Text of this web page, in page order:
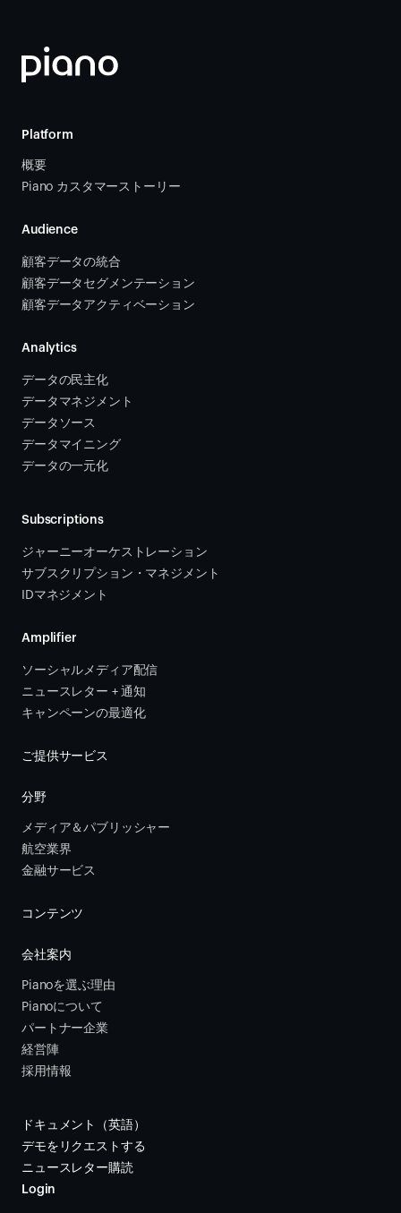
Platform
概要
Piano カスタマーストーリー
Audience
顧客データの統合
顧客データセグメンテーション
顧客データアクティベーション
Analytics
データの民主化
データマネジメント
データソース
データマイニング
データの一元化
Subscriptions
ジャーニーオーケストレーション
サブスクリプション・マネジメント
IDマネジメント
Amplifier
ソーシャルメディア配信
ニュースレター + 通知
キャンペーンの最適化
ご提供サービス
分野
メディア＆パブリッシャー
航空業界
金融サービス
コンテンツ
会社案内
Pianoを選ぶ理由
Pianoについて
パートナー企業
経営陣
採用情報
ドキュメント（英語）
デモをリクエストする
ニュースレター購読
Login